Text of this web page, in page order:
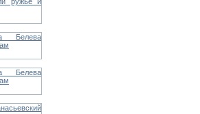
Белева
Белева